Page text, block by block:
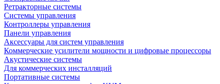
Ретракторные системы
Системы управления
Контроллеры управления
Панели управления
Аксессуары для систем управления
Коммерческие усилители мощности и цифровые процессоры
Акустические системы
Для коммерческих инсталляций
Портативные системы